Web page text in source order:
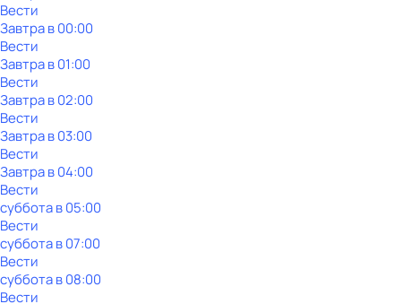
Вести
Завтра в 00:00
Вести
Завтра в 01:00
Вести
Завтра в 02:00
Вести
Завтра в 03:00
Вести
Завтра в 04:00
Вести
субботав05:00
Вести
субботав07:00
Вести
субботав08:00
Вести